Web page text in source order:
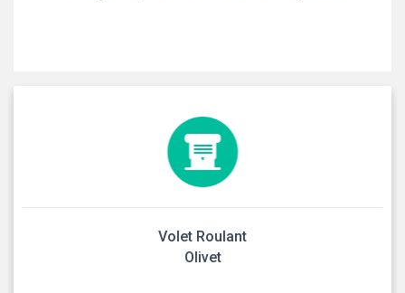
Volet Roulant
Olivet